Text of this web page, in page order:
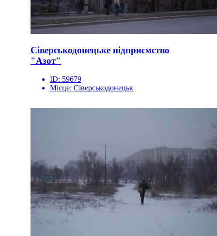
Сіверськодонецьке підприємство
"Азот"
ID: 59679
Місце: Сіверськодонецьк